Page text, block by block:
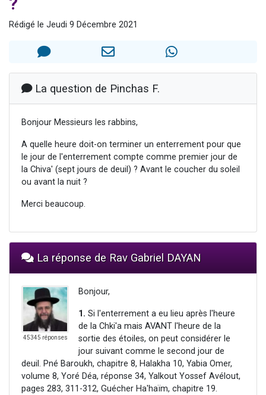
3 personnes viennent de faire un don pour 5 jours de vacances aux Orphelins
Rédigé le Jeudi 9 Décembre 2021
La question de Pinchas F.
Bonjour Messieurs les rabbins,
A quelle heure doit-on terminer un enterrement pour que
le jour de l'enterrement compte comme premier jour de
la Chiva' (sept jours de deuil) ? Avant le coucher du soleil
ou avant la nuit ?
Merci beaucoup.
La réponse de Rav Gabriel DAYAN
45345 réponses
Bonjour,
1. Si l'enterrement a eu lieu après l'heure
de la Chki'a mais AVANT l'heure de la
sortie des étoiles, on peut considérer le
jour suivant comme le second jour de
deuil. Pné Baroukh, chapitre 8, Halakha 10, Yabia Omer,
volume 8, Yoré Déa, réponse 34, Yalkout Yossef Avélout,
pages 283, 311-312, Guécher Ha'haïm, chapitre 19.